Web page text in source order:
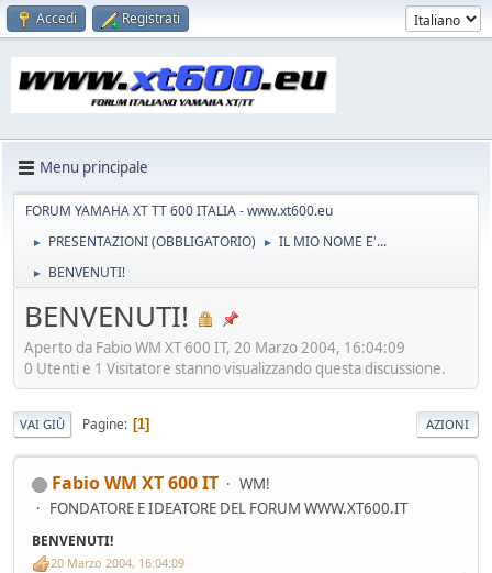
Accedi Registrati
Menu principale
FORUM YAMAHA XT TT 600 ITALIA - www.xt600.eu
► PRESENTAZIONI (OBBLIGATORIO) ► IL MIO NOME E'...
► BENVENUTI!
BENVENUTI!
Aperto da Fabio WM XT 600 IT, 20 Marzo 2004, 16:04:09
0 Utenti e 1 Visitatore stanno visualizzando questa discussione.
VAI GIÙ Pagine 1 AZIONI
Fabio WM XT 600 IT
WM!
FONDATORE E IDEATORE DEL FORUM WWW.XT600.IT
BENVENUTI!
20 Marzo 2004, 16:04:09